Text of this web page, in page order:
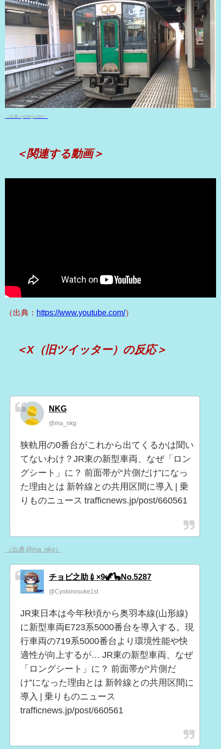
（出典 i.ytimg.com）
＜関連する動画＞
（出典： https://www.youtube.com/）
＜X（旧ツイッター）の反応＞
NKG
@ma_nkg
狭軌用の0番台がこれから出てくるかは聞い
てないわけ？JR東の新型車両、なぜ「ロン
グシート」に？ 前面帯が“片側だけ”になっ
た理由とは 新幹線との共用区間に導入 | 乗
りものニュース trafficnews.jp/post/660561
（出典 @ma_nkg）
チョビ之助💉×9🦖🦕No.5287
@Cyobinosuke1st
JR東日本は今年秋頃から奥羽本線(山形線)
に新型車両E723系5000番台を導入する。現
行車両の719系5000番台より環境性能や快
適性が向上するが… JR東の新型車両、なぜ
「ロングシート」に？ 前面帯が“片側だ
け”になった理由とは 新幹線との共用区間に
導入 | 乗りものニュース
trafficnews.jp/post/660561